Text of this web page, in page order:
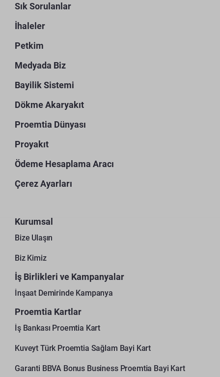
Sık Sorulanlar
İhaleler
Petkim
Medyada Biz
Bayilik Sistemi
Dökme Akaryakıt
Proemtia Dünyası
Proyakıt
Ödeme Hesaplama Aracı
Çerez Ayarları
Kurumsal
Bize Ulaşın
Biz Kimiz
İş Birlikleri ve Kampanyalar
İnşaat Demirinde Kampanya
Proemtia Kartlar
İş Bankası Proemtia Kart
Kuveyt Türk Proemtia Sağlam Bayi Kart
Garanti BBVA Bonus Business Proemtia Bayi Kart